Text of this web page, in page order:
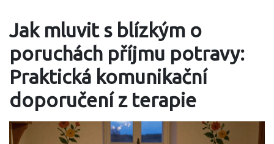
Jak mluvit s blízkým o
poruchách příjmu potravy:
Praktická komunikační
doporučení z terapie